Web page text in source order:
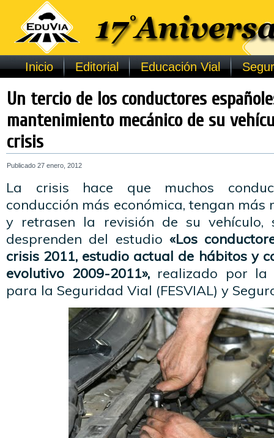
Inicio Editorial Educación Vial
Un tercio de los conductores
mantenimiento mecánico de su
crisis
Publicado 27 enero, 2012
La crisis hace que muchos
conducción más económica, tengan más
y retrasen la revisión de su vehículo,
desprenden del estudio «Los
crisis 2011, estudio actual de hábitos y
evolutivo 2009-2011»,realizado por la
para la Seguridad Vial (FESVIAL) y